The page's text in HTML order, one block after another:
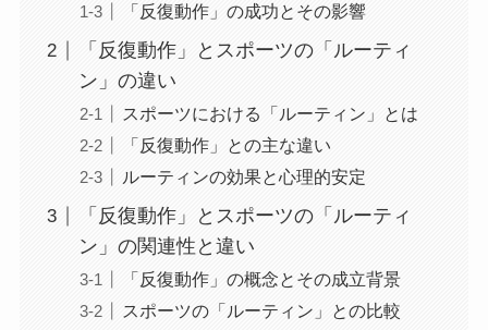
「反復動作」の成功とその影響
「反復動作」とスポーツの「ルーティ
ン」の違い
スポーツにおける「ルーティン」とは
「反復動作」との主な違い
ルーティンの効果と心理的安定
「反復動作」とスポーツの「ルーティ
ン」の関連性と違い
「反復動作」の概念とその成立背景
スポーツの「ルーティン」との比較